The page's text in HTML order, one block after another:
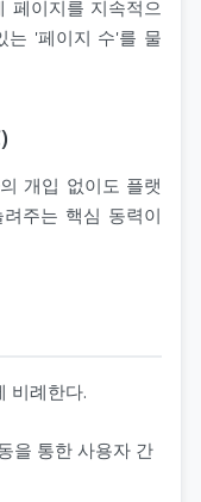
페이지를 지속적으
는 '페이지 수'를 물
개입 없이도 플랫
주는 핵심 동력이
비례한다.
을 통한 사용자 간